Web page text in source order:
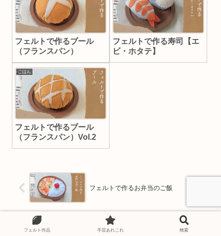
フェルトで作るブール
（フランスパン）
フェルトで作る寿司【エ
ビ・ホタテ】
ごはん
フェルトで作るブール
（フランスパン）Vol.2
フェルトで作るお弁当のご飯
フェルトで作るメロンパン
フェルト作品 手芸あれこれ 検索